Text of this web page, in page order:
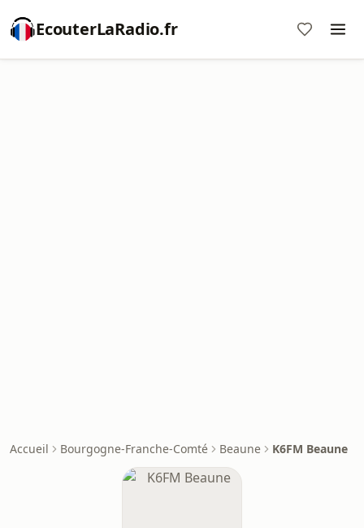
EcouterLaRadio.fr
Accueil Bourgogne-Franche-Comté Beaune K6FM Beaune